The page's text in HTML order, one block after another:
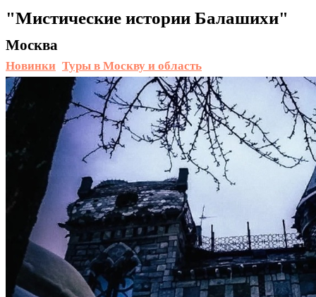
"Мистические истории Балашихи"
Москва
Новинки Туры в Москву и область